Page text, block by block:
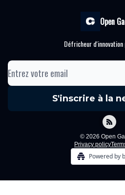
Open
Défricheur
© 2026 Open
Privacy policy
Powered by